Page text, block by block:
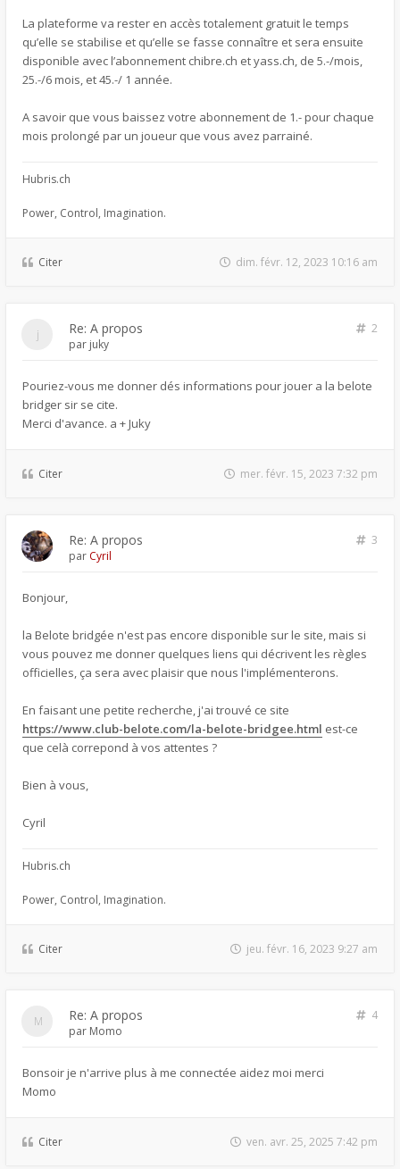
La plateforme va rester en accès totalement gratuit le temps
qu’elle se stabilise et qu’elle se fasse connaître et sera ensuite
disponible avec l’abonnement chibre.ch et yass.ch, de 5.-/mois,
25.-/6 mois, et 45.-/ 1 année.
A savoir que vous baissez votre abonnement de 1.- pour chaque
mois prolongé par un joueur que vous avez parrainé.
Hubris.ch
Power, Control, Imagination.
Citer dim. févr. 12, 2023 10:16 am
Re: A propos
2
par juky
Pouriez-vous me donner dés informations pour jouer a la belote
bridger sir se cite.
Merci d'avance. a + Juky
Citer mer. févr. 15, 2023 7:32 pm
Re: A propos
3
par Cyril
Bonjour,
la Belote bridgée n'est pas encore disponible sur le site, mais si
vous pouvez me donner quelques liens qui décrivent les règles
officielles, ça sera avec plaisir que nous l'implémenterons.
En faisant une petite recherche, j'ai trouvé ce site
https://www.club-belote.com/la-belote-bridgee.html est-ce
que celà correpond à vos attentes ?
Bien à vous,
Cyril
Hubris.ch
Power, Control, Imagination.
Citer jeu. févr. 16, 2023 9:27 am
Re: A propos
4
par Momo
Bonsoir je n'arrive plus à me connectée aidez moi merci
Momo
Citer ven. avr. 25, 2025 7:42 pm